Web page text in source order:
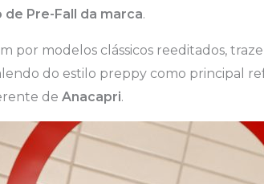
de Pre-Fall da marca.
por modelos clássicos reeditados,
do estilo preppy como principal
de Anacapri.